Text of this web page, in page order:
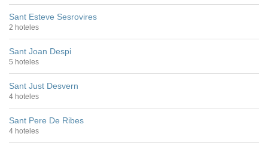
Sant Esteve Sesrovires
2 hoteles
Sant Joan Despi
5 hoteles
Sant Just Desvern
4 hoteles
Sant Pere De Ribes
4 hoteles